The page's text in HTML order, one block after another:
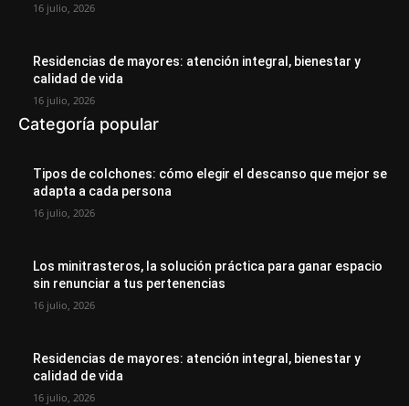
16 julio, 2026
Residencias de mayores: atención integral, bienestar y
calidad de vida
16 julio, 2026
Categoría popular
Tipos de colchones: cómo elegir el descanso que mejor se
adapta a cada persona
16 julio, 2026
Los minitrasteros, la solución práctica para ganar espacio
sin renunciar a tus pertenencias
16 julio, 2026
Residencias de mayores: atención integral, bienestar y
calidad de vida
16 julio, 2026